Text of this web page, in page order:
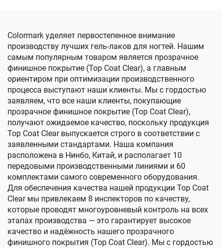
Colormark уделяет первостепенное внимание
производству лучших гель-лаков для ногтей. Нашим
самым популярным товаром является прозрачное
финишное покрытие (Top Coat Clear), а главным
ориентиром при оптимизации производственного
процесса выступают наши клиенты. Мы с гордостью
заявляем, что все наши клиенты, покупающие
прозрачное финишное покрытие (Top Coat Clear),
получают ожидаемое качество, поскольку продукция
Top Coat Clear выпускается строго в соответствии с
заявленными стандартами. Наша компания
расположена в Нинбо, Китай, и располагает 10
передовыми производственными линиями и 60
комплектами самого современного оборудования.
Для обеспечения качества нашей продукции Top Coat
Clear мы привлекаем 8 инспекторов по качеству,
которые проводят многоуровневый контроль на всех
этапах производства — это гарантирует высокое
качество и надёжность нашего прозрачного
финишного покрытия (Top Coat Clear). Мы с гордостью